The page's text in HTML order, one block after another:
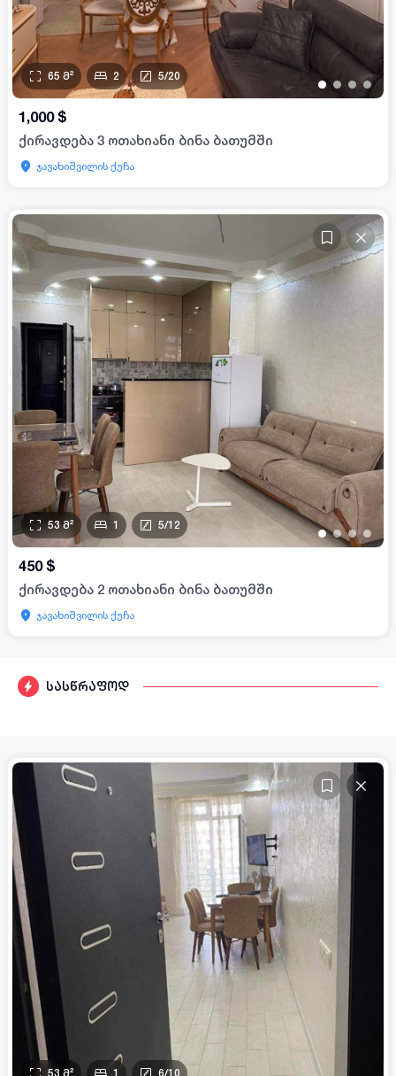
სასწრაფოდ
• • • •
65 მ² 2 5/20
1,000 $
ქირავდება 3 ოთახიანი ბინა ბათუმში
ჯავახიშვილის ქუჩა
••• •
53 მ² 1 5/12
450 $
ქირავდება 2 ოთახიანი ბინა ბათუმში
ჯავახიშვილის ქუჩა